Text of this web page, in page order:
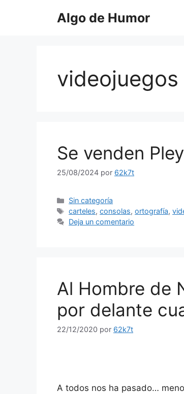
Algo de Humor
videojuegos
Se venden
25/08/2024 por 62k7t
Categorías
Sin categoría
Etiquetas
carteles,consolas,ortografía,
Deja un comentario
Al Hombre de
por delante
22/12/2020 por 62k7t
A todos nos ha pasado…